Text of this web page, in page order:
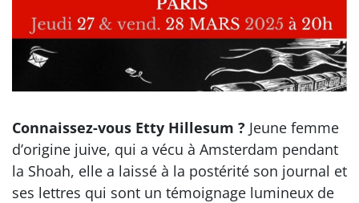
Connaissez-vous Etty Hillesum ? Jeune femme
d’origine juive, qui a vécu à Amsterdam pendant
la Shoah, elle a laissé à la postérité son journal et
ses lettres qui sont un témoignage lumineux de